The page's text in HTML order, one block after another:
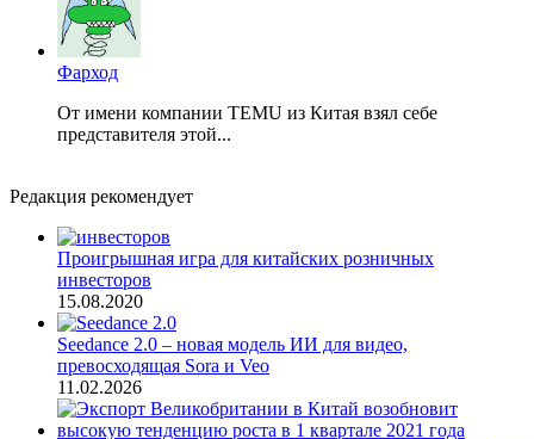
Фарход
От имени компании TEMU из Китая взял себе
представителя этой...
Редакция рекомендует
Проигрышная игра для китайских розничных
инвесторов
15.08.2020
Seedance 2.0 – новая модель ИИ для видео,
превосходящая Sora и Veo
11.02.2026